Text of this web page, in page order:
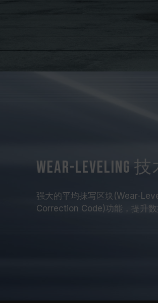
Wear-Leveling
强大的平均抹写区块(Wear-
Correction Code)功能，提升数